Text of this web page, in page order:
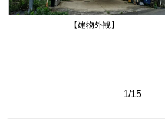
【建物外観】
1/15